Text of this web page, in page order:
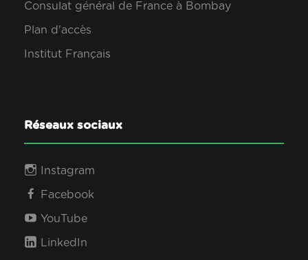
Consulat général de France à Bombay
Plan d'accès
Institut Français
Réseaux sociaux
Instagram
Facebook
YouTube
LinkedIn